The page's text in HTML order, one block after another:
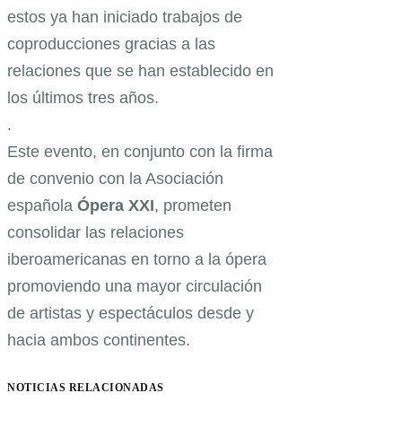
estos ya han iniciado trabajos de
coproducciones gracias a las
relaciones que se han establecido en
los últimos tres años.
.
Este evento, en conjunto con la firma
de convenio con la Asociación
española Ópera XXI, prometen
consolidar las relaciones
iberoamericanas en torno a la ópera
promoviendo una mayor circulación
de artistas y espectáculos desde y
hacia ambos continentes.
NOTICIAS RELACIONADAS